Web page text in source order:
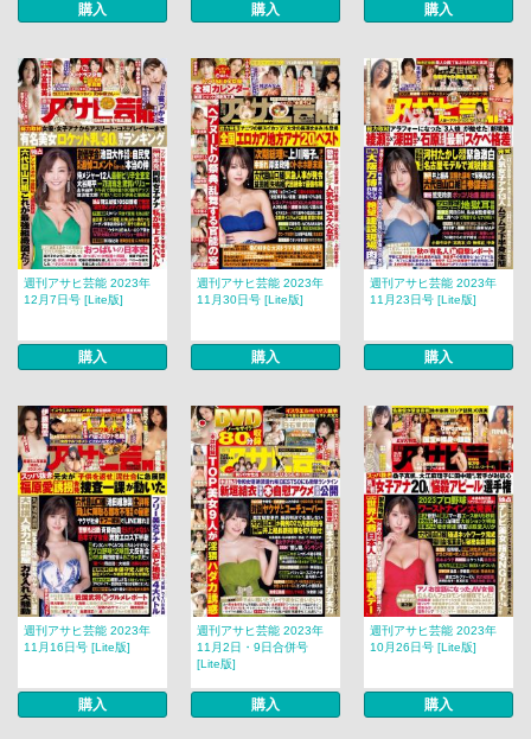
購入 購入 購入
週刊アサヒ芸能 2023年
12月7日号 [Lite版]
購入
週刊アサヒ芸能 2023年
11月30日号 [Lite版]
購入
週刊アサヒ芸能 2023年
11月23日号 [Lite版]
購入
週刊アサヒ芸能 2023年
11月16日号 [Lite版]
購入
週刊アサヒ芸能 2023年
11月2日・9日合併号
[Lite版]
購入
週刊アサヒ芸能 2023年
10月26日号 [Lite版]
購入